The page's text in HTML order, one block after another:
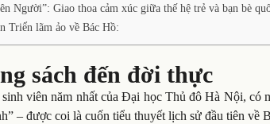
Người”: Giao thoa cảm xúc giữa thế hệ trẻ và bạn bè
Triển lãm ảo về Bác Hồ:
sách đến đời thực
viên năm nhất của Đại học Thủ đô Hà Nội, có
– được coi là cuốn tiểu thuyết lịch sử đầu tiên